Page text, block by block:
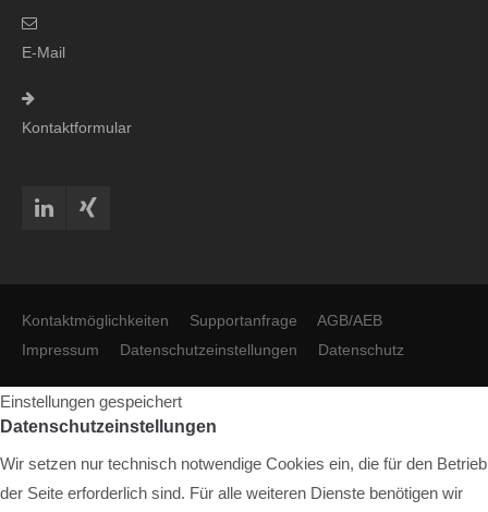
E-Mail
Kontaktformular
Kontaktmöglichkeiten Supportanfrage
AGB/AEB
Impressum
Datenschutzeinstellungen Datenschutz
Einstellungen gespeichert
Datenschutzeinstellungen
Wir setzen nur technisch notwendige Cookies ein, die für den Betrieb
der Seite erforderlich sind. Für alle weiteren Dienste benötigen wir